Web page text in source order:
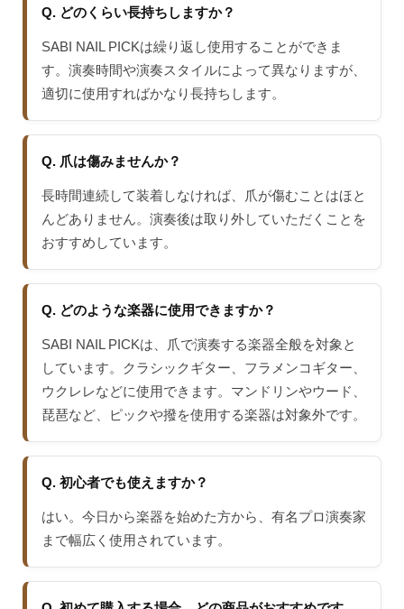
Q. どのくらい長持ちしますか？
SABI NAIL PICKは繰り返し使用することができま
す。演奏時間や演奏スタイルによって異なりますが、
適切に使用すればかなり長持ちします。
Q. 爪は傷みませんか？
長時間連続して装着しなければ、爪が傷むことはほと
んどありません。演奏後は取り外していただくことを
おすすめしています。
Q. どのような楽器に使用できますか？
SABI NAIL PICKは、爪で演奏する楽器全般を対象と
しています。クラシックギター、フラメンコギター、
ウクレレなどに使用できます。マンドリンやウード、
琵琶など、ピックや撥を使用する楽器は対象外です。
Q. 初心者でも使えますか？
はい。今日から楽器を始めた方から、有名プロ演奏家
まで幅広く使用されています。